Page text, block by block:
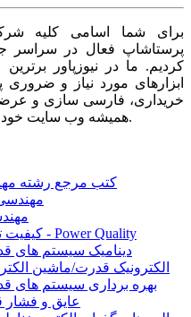
برای شما اسامی کلیه
پرستاشاپ فعال در سراسر
کردیم. ما در نیوزپاور
ابزارهای مورد نیاز و
خریداری، فارسی سازی و عرضه
همیشه وب سایت خود را بروز و پویا نگه دارید.
کتب مرجع رشته
کیفیت توان - Power Quality
دینامیک سیستم های
الکترونیک قدرت/ماشین
بهره برداری سیستم های
عایق و فشار